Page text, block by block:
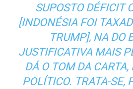
SUPOSTO DÉFICIT
[INDONÉSIA FOI
TRUMP], NA DO
JUSTIFICATIVA MAIS
DÁ O TOM DA CARTA,
POLÍTICO. TRATA-SE,